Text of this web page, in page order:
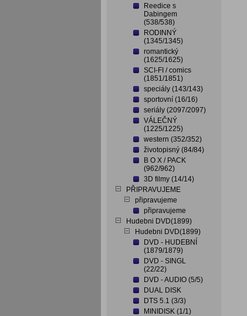
Reedice s
Dabingem
(538/538)
RODINNÝ
(1345/1345)
romantický
(1625/1625)
SCI-FI / comics
(1851/1851)
speciály (143/143)
sportovní (16/16)
seriály (2097/2097)
VÁLEČNÝ
(1225/1225)
western (352/352)
životopisný (84/84)
B O X / PACK
(962/962)
3D filmy (14/14)
PŘIPRAVUJEME
připravujeme
připravujeme
Hudebni DVD(1899)
Hudebni DVD(1899)
DVD - HUDEBNÍ
(1879/1879)
DVD - SINGL
(22/22)
DVD - AUDIO (5/5)
DUAL DISK
DTS 5.1 (3/3)
MINIDISK (1/1)